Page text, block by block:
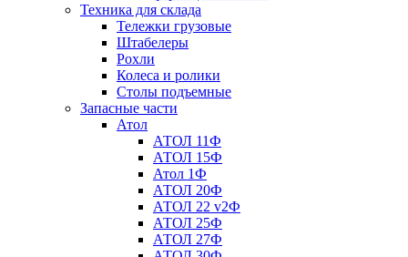
Техника для склада
Тележки грузовые
Штабелеры
Рохли
Колеса и ролики
Столы подъемные
Запасные части
Атол
АТОЛ 11Ф
АТОЛ 15Ф
Атол 1Ф
АТОЛ 20Ф
АТОЛ 22 v2Ф
АТОЛ 25Ф
АТОЛ 27Ф